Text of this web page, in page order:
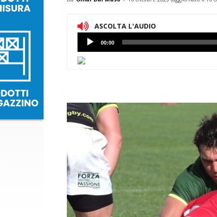
ASCOLTA L'AUDIO
Lettore
Audio
00:00